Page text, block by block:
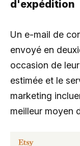
d'expédition
Un e-mail de
envoyé en
occasion de
estimée et le
marketing
meilleur moyen